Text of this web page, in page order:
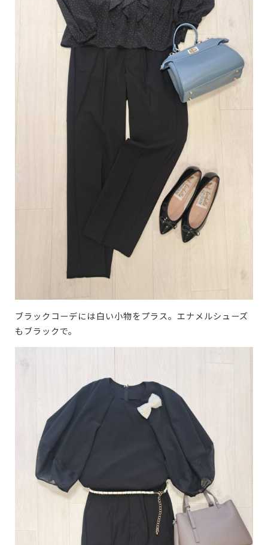
ブラックコーデには白い小物をプラス。エナメルシューズ
もブラックで。